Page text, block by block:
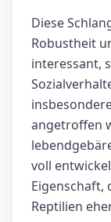
Diese
Robustheit
interessant,
angetroffen
voll
Eigenschaft,
Reptilien